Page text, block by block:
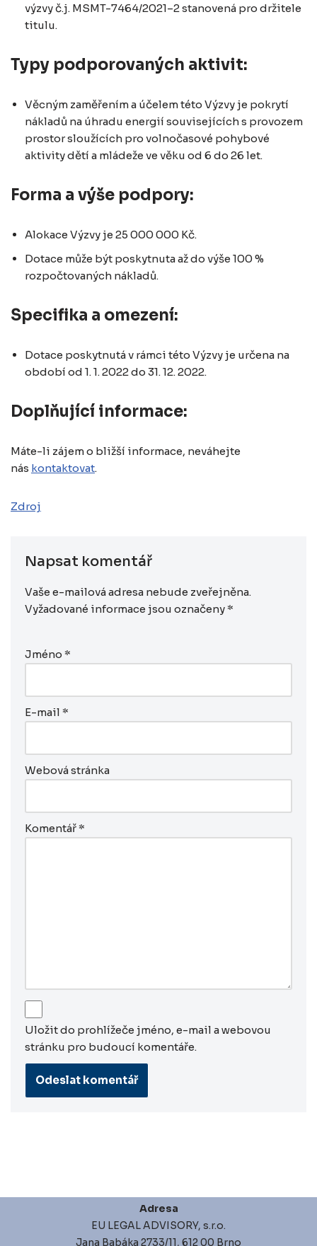
výzvy č.j. MSMT-7464/2021–2 stanovená pro držitele
titulu.
Typy podporovaných aktivit:
Věcným zaměřením a účelem této Výzvy je pokrytí
nákladů na úhradu energií souvisejících s provozem
prostor sloužících pro volnočasové pohybové
aktivity dětí a mládeže ve věku od 6 do 26 let.
Forma a výše podpory:
Alokace Výzvy je 25 000 000 Kč.
Dotace může být poskytnuta až do výše 100 %
rozpočtovaných nákladů.
Specifika a omezení:
Dotace poskytnutá v rámci této Výzvy je určena na
období od 1. 1. 2022 do 31. 12. 2022.
Doplňující informace:
Máte-li zájem o bližší informace, neváhejte
nás kontaktovat.
Zdroj
Napsat komentář
Vaše e-mailová adresa nebude zveřejněna.
Vyžadované informace jsou označeny *
Jméno *
E-mail *
Webová stránka
Komentář *
Uložit do prohlížeče jméno, e-mail a webovou
stránku pro budoucí komentáře.
Adresa
EU LEGAL ADVISORY, s.r.o.
Jana Babáka 2733/11, 612 00 Brno